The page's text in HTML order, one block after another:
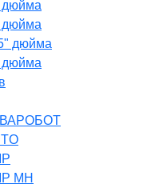
дюйма
дюйма
дюйма
дюйма
MH